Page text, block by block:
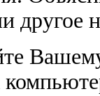
другое